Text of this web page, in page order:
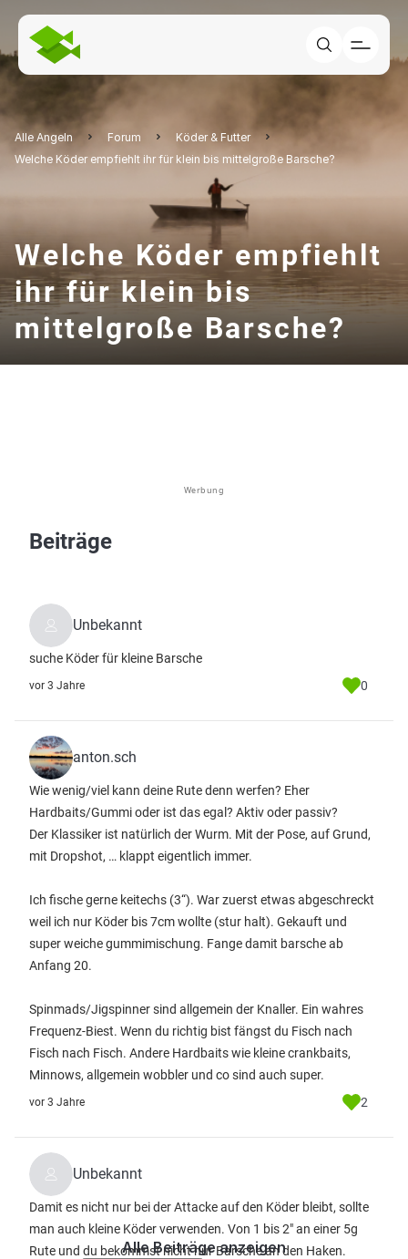
Alle Angeln Forum
Köder & Futter
Welche Köder empfiehlt ihr für klein bis mittelgroße Barsche?
Welche Köder empfiehlt
ihr für klein bis
mittelgroße Barsche?
Werbung
Beiträge
Unbekannt
suche Köder für kleine Barsche
vor 3 Jahre 0
anton.sch
Wie wenig/viel kann deine Rute denn werfen? Eher
Hardbaits/Gummi oder ist das egal? Aktiv oder passiv?
Der Klassiker ist natürlich der Wurm. Mit der Pose, auf Grund,
mit Dropshot, … klappt eigentlich immer.
Ich fische gerne keitechs (3“). War zuerst etwas abgeschreckt
weil ich nur Köder bis 7cm wollte (stur halt). Gekauft und
super weiche gummimischung. Fange damit barsche ab
Anfang 20.
Spinmads/Jigspinner sind allgemein der Knaller. Ein wahres
Frequenz-Biest. Wenn du richtig bist fängst du Fisch nach
Fisch nach Fisch. Andere Hardbaits wie kleine crankbaits,
Minnows, allgemein wobbler und co sind auch super.
vor 3 Jahre 2
Unbekannt
Damit es nicht nur bei der Attacke auf den Köder bleibt, sollte
man auch kleine Köder verwenden. Von 1 bis 2" an einer 5g
Rute und du bekommst nicht nur Barsche an den Haken.
Alle Beiträge anzeigen